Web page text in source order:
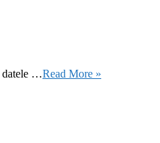
datele …Read More »